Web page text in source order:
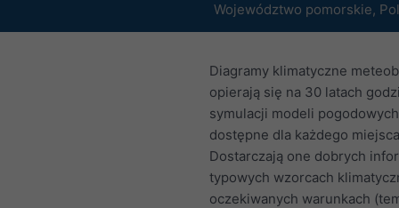
Województwo pomorskie,
Diagramy klimatyczne
opierają się na 30 latach
symulacji modeli
dostępne dla każdego
Dostarczają one dobrych
typowych wzorcach
oczekiwanych warunkach